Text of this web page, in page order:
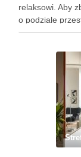
relaksowi. Aby
o podziale
odpowiadają